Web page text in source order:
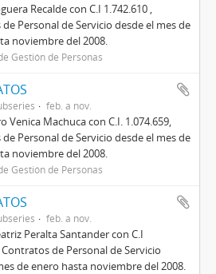
Recalde con C.I 1.742.610 ,
Personal de Servicio desde el mes de
noviembre del 2008.
Gestión de Personas
feb. a nov.
Venica Machuca con C.I. 1.074.659,
Personal de Servicio desde el mes de
noviembre del 2008.
Gestión de Personas
feb. a nov.
Peralta Santander con C.I
Contratos de Personal de Servicio
de enero hasta noviembre del 2008.